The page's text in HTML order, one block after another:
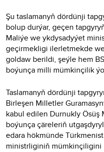
Şu taslamanyň dördünji
bolup durýar, geçen
Maliýe we ykdysadyýet
geçirmekligi ilerletmekde
goldaw berildi, şeýle hem
boýunça milli mümkinçilik
Taslamanyň dördünji
Birleşen Milletler
kabul edilen Durnukly Ösüş
boýunça çäreleriň
edara hökmünde
ministrliginiň mümkinçiligini